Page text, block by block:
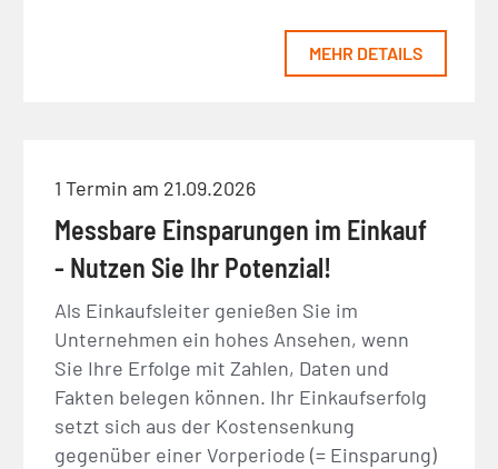
MEHR DETAILS
1 Termin am 21.09.2026
Messbare Einsparungen im Einkauf
- Nutzen Sie Ihr Potenzial!
Als Einkaufsleiter genießen Sie im
Unternehmen ein hohes Ansehen, wenn
Sie Ihre Erfolge mit Zahlen, Daten und
Fakten belegen können. Ihr Einkaufserfolg
setzt sich aus der Kostensenkung
gegenüber einer Vorperiode (= Einsparung)